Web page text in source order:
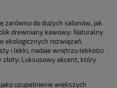
zarówno do dużych salonów, jak
drewniany kawowy: Naturalny
ekologicznych rozwiązań.
i lekki, nadaje wnętrzu lekkości
Luksusowy akcent, który
uzupełnienie większych